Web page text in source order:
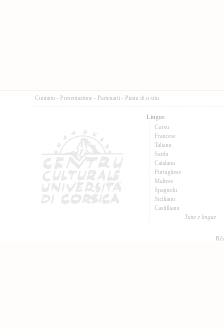
Cuntattu - Presentazione - Partenarii - Pianu di u situ
Lingue
Corsu
Francese
Talianu
Sardu
Catalanu
Purtughese
Maltese
Spagnolu
Sicilianu
Castillianu
Tutte e lingue